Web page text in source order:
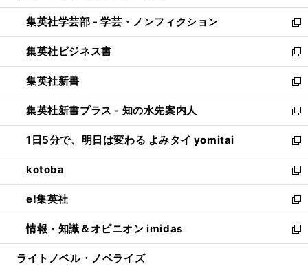
開
く
ウ
で
開
く
ン
ド
ウ
で
開
く
ウ
ィ
ン
ド
ウ
で
開
く
集英社学芸部 - 学芸・ノンフィクション
新
し
い
ウ
ィ
ン
ド
ウ
で
開
く
集英社ビジネス書
新
し
い
ウ
ィ
ン
ド
ウ
で
開
く
集英社新書
新
し
い
ウ
ィ
ン
ド
ウ
で
開
く
集英社新書プラス - 知の水先案内人
新
し
い
ウ
ィ
ン
ド
ウ
で
開
1日5分で、明日は変わる よみタイ yomitai
新
し
い
ウ
ィ
ン
ド
ウ
kotoba
新
し
い
ウ
ィ
ン
e!集英社
新
し
い
ウ
情報・知識＆オピニオン imidas
新
し
ライトノベル・ノベライズ